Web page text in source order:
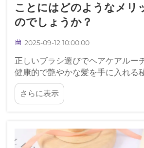
ことにはどのようなメリ
のでしょうか？
2025-09-12 10:00:00
正しいブラシ選びでヘアケアルー
健康的で艶やかな髪を手に入れる
グルーミングルーチンで最も見過
ール——ヘアブラシ——にあります
プのヘアブラシを理解し選ぶこと
さらに表示